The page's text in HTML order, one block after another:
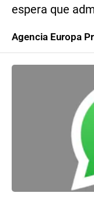
espera que
Agencia Europa